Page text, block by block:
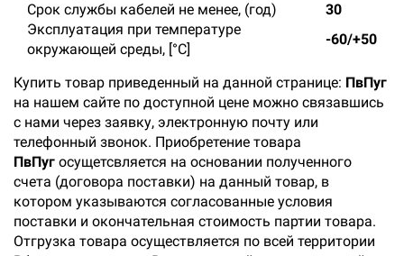
Срок службы кабелей не менее, (год)
30
Эксплуатация при температуре
окружающей среды, [°С]
-60/+50
Купить товар приведенный на данной странице: ПвПуг
на нашем сайте по доступной цене можно связавшись
с нами через заявку, электронную почту или
телефонный звонок. Приобретение товара
ПвПуг осущетсвляется на основании полученного
счета (договора поставки) на данный товар, в
котором указываются согласованные условия
поставки и окончательная стоимость партии товара.
Отгрузка товара осуществляется по всей территории